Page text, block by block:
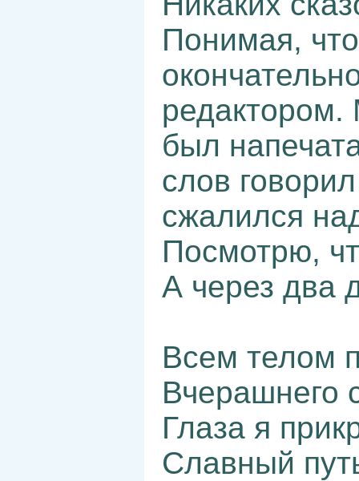
Понимая,
редактором.
был
слов
сжалился
Посмотрю,
А через два
Всем телом
Вчерашнего
Глаза я
Славный